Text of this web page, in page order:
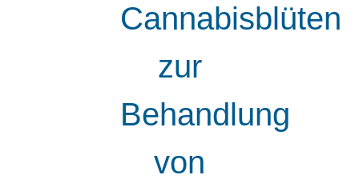
Cannabisblüten
zur
Behandlung
von